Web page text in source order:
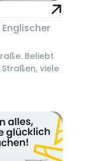
Englischer
Beliebt
viele